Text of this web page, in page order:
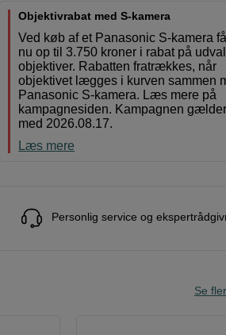
Objektivrabat med S-kamera
Ved køb af et Panasonic S-kamera
nu op til 3.750 kroner i rabat på
objektiver. Rabatten fratrækkes, når
objektivet lægges i kurven sammen
Panasonic S-kamera. Læs mere på
kampagnesiden. Kampagnen
med 2026.08.17.
Læs mere
Personlig service og
Se